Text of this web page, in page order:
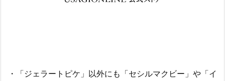
・「ジェラートピケ」以外にも「セシルマクビー」や「イ